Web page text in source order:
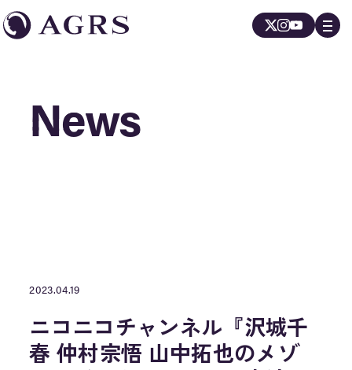
News
News
2023.04.19
ニコニコチャンネル『沢城千
春 仲村宗悟 山中拓也のメゾ